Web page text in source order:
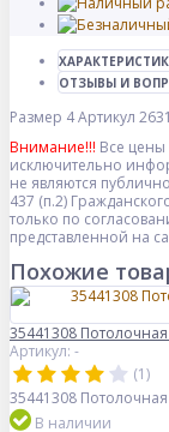
ОТЗЫВЫ И
Размер 4Артикул
Внимание!!! Все
исключительно
не являются
437 (п.2)
только по
представленной на
Похожие
35441308
Артикул: -
(1)
35441308
В наличии